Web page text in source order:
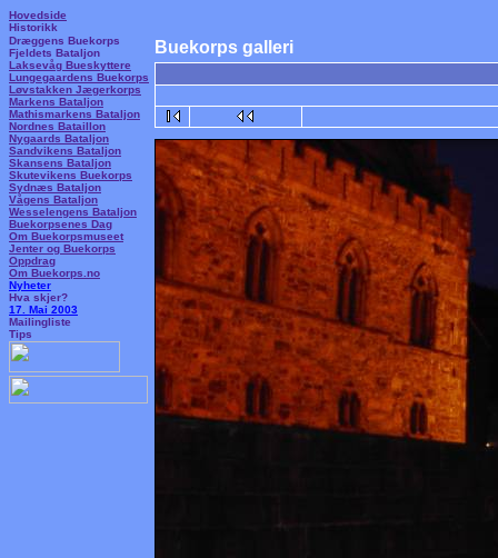
Hovedside
Historikk
Dræggens Buekorps
Fjeldets Bataljon
Laksevåg Bueskyttere
Lungegaardens Buekorps
Løvstakken Jægerkorps
Markens Bataljon
Mathismarkens Bataljon
Nordnes Bataillon
Nygaards Bataljon
Sandvikens Bataljon
Skansens Bataljon
Skutevikens Buekorps
Sydnæs Bataljon
Vågens Bataljon
Wesselengens Bataljon
Buekorpsenes Dag
Om Buekorpsmuseet
Jenter og Buekorps
Oppdrag
Om Buekorps.no
Nyheter
Hva skjer?
17. Mai 2003
Mailingliste
Tips
Buekorps galleri